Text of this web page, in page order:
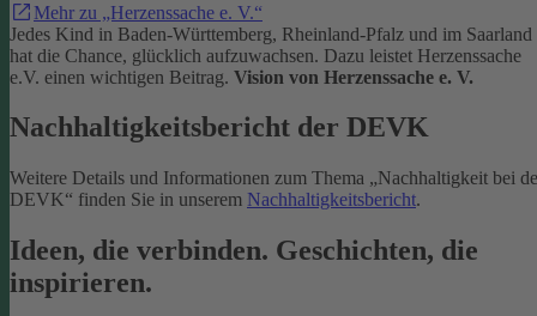
Mehr zu „Herzenssache e. V.“
Jedes Kind in Baden-Württemberg, Rheinland-Pfalz und im Saarland
hat die Chance, glücklich aufzuwachsen. Dazu leistet Herzenssache
e.V. einen wichtigen Beitrag. Vision von Herzenssache e. V.
Nachhaltigkeitsbericht der DEVK
Weitere Details und Informationen zum Thema „Nachhaltigkeit bei
DEVK“ finden Sie in unserem Nachhaltigkeitsbericht.
Ideen, die verbinden. Geschichten, die
inspirieren.